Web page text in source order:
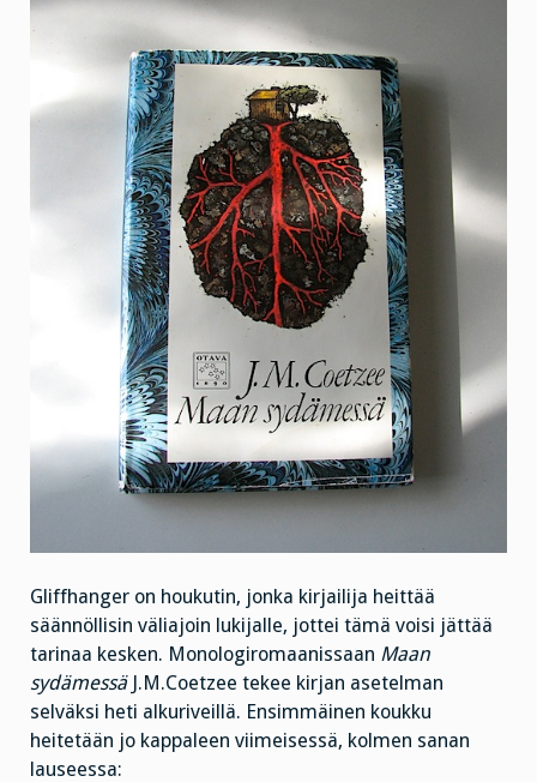
Gliffhanger on houkutin, jonka kirjailija heittää
säännöllisin väliajoin lukijalle, jottei tämä voisi jättää
tarinaa kesken. Monologiromaanissaan Maan
sydämessäJ.M.Coetzee tekee kirjan asetelman
selväksi heti alkuriveillä. Ensimmäinen koukku
heitetään jo kappaleen viimeisessä, kolmen sanan
lauseessa: